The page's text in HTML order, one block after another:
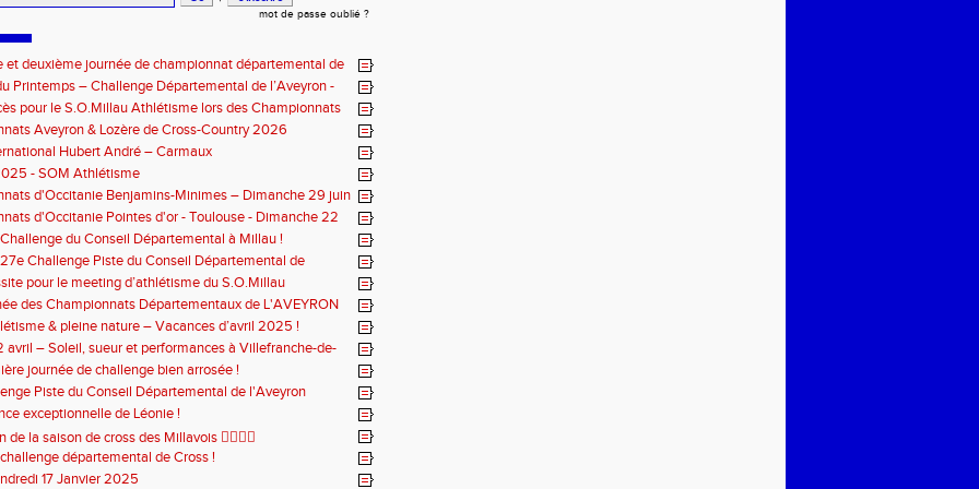
mot de passe oublié ?
et deuxième journée de championnat départemental de
Printemps – Challenge Départemental de l’Aveyron -
mars 2026
pour le S.O.Millau Athlétisme lors des Championnats
de cross-country
Aveyron & Lozère de Cross-Country 2026
Hubert André – Carmaux
- SOM Athlétisme
d'Occitanie Benjamins-Minimes – Dimanche 29 juin
d'Occitanie Pointes d'or - Toulouse - Dimanche 22
du Conseil Départemental à Millau !
Challenge Piste du Conseil Départemental de
pour le meeting d’athlétisme du S.O.Millau
des Championnats Départementaux de L'AVEYRON
& pleine nature – Vacances d’avril 2025 !
avril – Soleil, sueur et performances à Villefranche-de-
pour la 2eme journée du challenge départemental piste
journée de challenge bien arrosée !
Piste du Conseil Départemental de l'Aveyron
exceptionnelle de Léonie !
de la saison de cross des Millavois 🏃‍♂️🏃‍♀️
départemental de Cross !
17 Janvier 2025